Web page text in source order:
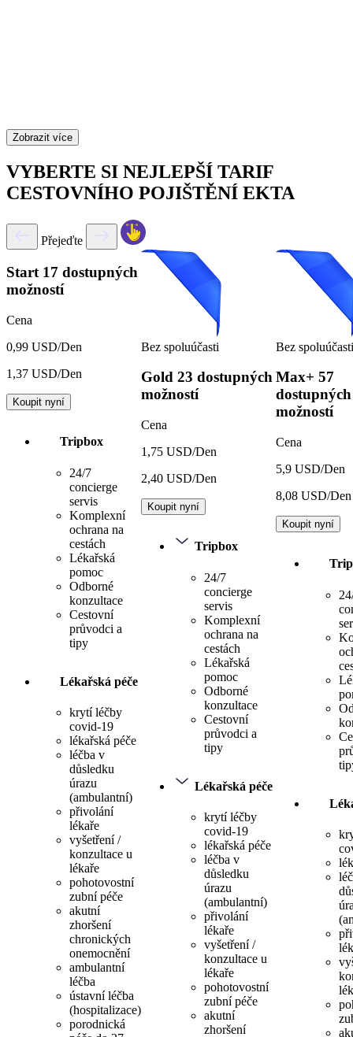
Zobrazit více
VYBERTE SI NEJLEPŠÍ TARIF
CESTOVNÍHO POJIŠTĚNÍ EKTA
Přejeďte
Start 17 dostupných
možností
Cena
0,99 USD/Den
1,37 USD/Den
Koupit nyní
Tripbox
24/7
concierge
servis
Komplexní
ochrana na
cestách
Lékařská
pomoc
Odborné
konzultace
Cestovní
průvodci a
tipy
Lékařská péče
krytí léčby
covid-19
lékařská péče
léčba v
důsledku
úrazu
(ambulantní)
přivolání
lékaře
vyšetření /
konzultace u
lékaře
pohotovostní
zubní péče
akutní
zhoršení
chronických
onemocnění
ambulantní
léčba
ústavní léčba
(hospitalizace)
porodnická
Bez spoluúčasti
Gold 23 dostupných
možností
Cena
1,75 USD/Den
2,40 USD/Den
Koupit nyní
Tripbox
24/7
concierge
servis
Komplexní
ochrana na
cestách
Lékařská
pomoc
Odborné
konzultace
Cestovní
průvodci a
tipy
Lékařská péče
krytí léčby
covid-19
lékařská péče
léčba v
důsledku
úrazu
(ambulantní)
přivolání
lékaře
vyšetření /
konzultace u
lékaře
pohotovostní
zubní péče
akutní
zhoršení
Bez spoluúčasti
Max+ 57
dostupných
možností
Cena
5,9 USD/Den
8,08 USD/Den
Koupit nyní